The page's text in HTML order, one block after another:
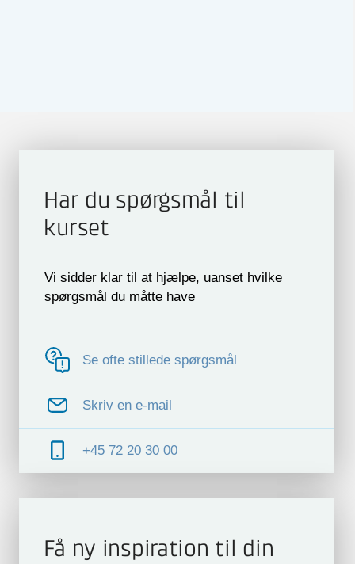
Har du spørgsmål til
kurset
Vi sidder klar til at hjælpe, uanset hvilke
spørgsmål du måtte have
Se ofte stillede spørgsmål
Skriv en e-mail
+45 72 20 30 00
Få ny inspiration til din